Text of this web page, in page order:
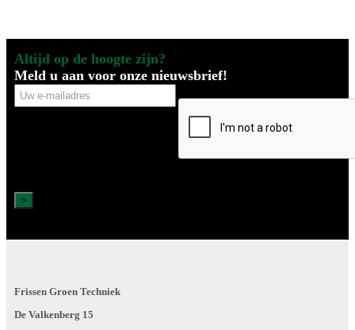
Altijd op de hoogte zijn?
Meld u aan voor onze nieuwsbrief!
Uw
e-
Frissen Groen Techniek
De Valkenberg 15